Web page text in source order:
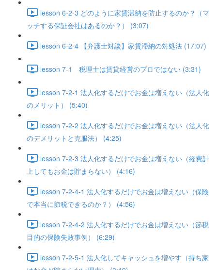
lesson 6-2-3 どのように家賃滞納を防止するのか？（マ
ッチする保証会社はあるのか？） (3:07)
lesson 6-2-4 【弁護士対談】家賃滞納の対処法 (17:07)
lesson 7-1 税理士は賃貸経営のプロではない (3:31)
lesson 7-2-1 法人化するだけでお金は増えない（法人化
のメリット） (5:40)
lesson 7-2-2 法人化するだけでお金は増えない（法人化
のデメリットと克服法） (4:25)
lesson 7-2-3 法人化するだけでお金は増えない（経費計
上してもお金は貯まらない） (4:16)
lesson 7-2-4-1 法人化するだけでお金は増えない（保険
で本当に節税できるのか？） (4:56)
lesson 7-2-4-2 法人化するだけでお金は増えない（節税
目的の保険失敗事例） (6:29)
lesson 7-2-5-1 法人化してキャッシュを増やす（持ち家